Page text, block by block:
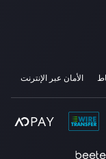
الأمان عبر الإنترنت